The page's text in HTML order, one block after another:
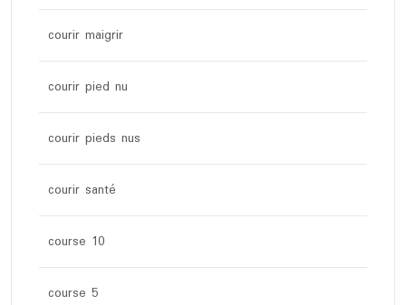
courir maigrir
courir pied nu
courir pieds nus
courir santé
course 10
course 5